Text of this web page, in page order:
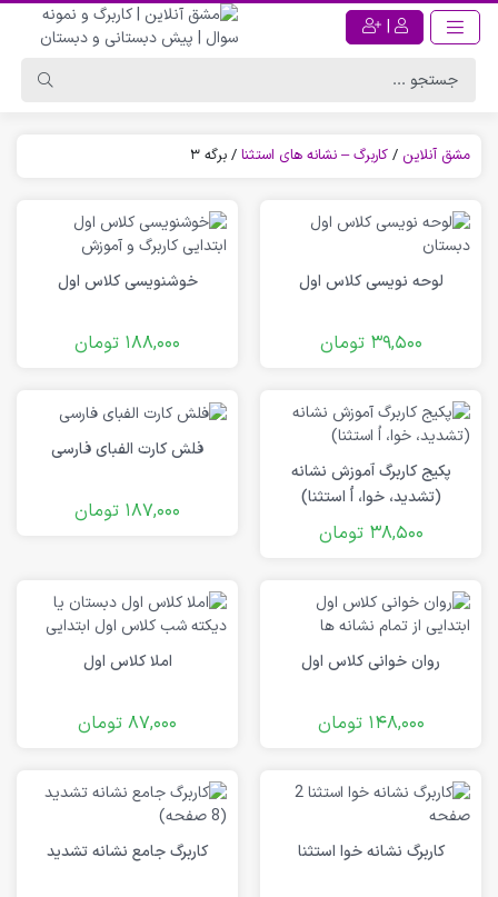
|
مشق آنلاین / کاربرگ – نشانه های استثنا / برگه 3
لوحه نویسی کلاس اول
39,500 تومان
خوشنویسی کلاس اول
188,000 تومان
پکیج کاربرگ آموزش نشانه
(تشدید، خوا، اُ استثنا)
38,500 تومان
فلش کارت الفبای فارسی
187,000 تومان
روان خوانی کلاس اول
148,000 تومان
املا کلاس اول
87,000 تومان
کاربرگ نشانه خوا استثنا کاربرگ جامع نشانه تشدید